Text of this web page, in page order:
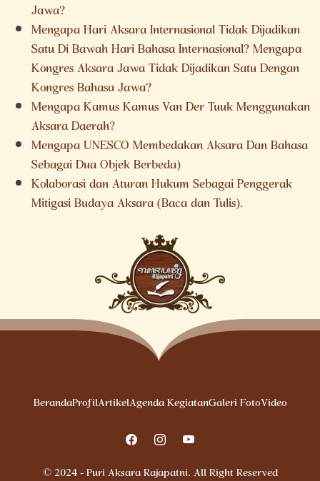
Jawa?
Mengapa Hari Aksara Internasional Tidak Dijadikan
Satu Di Bawah Hari Bahasa Internasional? Mengapa
Kongres Aksara Jawa Tidak Dijadikan Satu Dengan
Kongres Bahasa Jawa?
Mengapa Kamus Kamus Van Der Tuuk Menggunakan
Aksara Daerah?
Mengapa UNESCO Membedakan Aksara Dan Bahasa
Sebagai Dua Objek Berbeda)
Kolaborasi dan Aturan Hukum Sebagai Penggerak
Mitigasi Budaya Aksara (Baca dan Tulis).
BerandaProfilArtikelAgenda KegiatanGaleri FotoVideo
© 2024 - Puri Aksara Rajapatni. All Right Reserved